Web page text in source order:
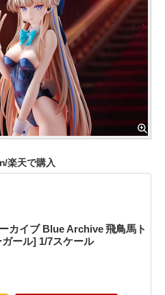
楽天で購入
カイブ Blue Archive 飛鳥馬ト
ール] 1/7スケール